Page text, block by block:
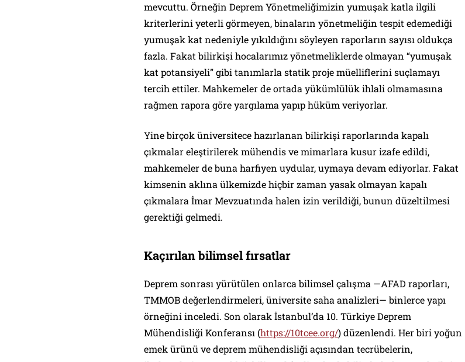
mevcuttu. Örneğin Deprem Yönetmeliğimizin yumuşak katla ilgili
kriterlerini yeterli görmeyen, binaların yönetmeliğin tespit edemediği
yumuşak kat nedeniyle yıkıldığını söyleyen raporların sayısı oldukça
fazla. Fakat bilirkişi hocalarımız yönetmeliklerde olmayan “yumuşak
kat potansiyeli” gibi tanımlarla statik proje müelliflerini suçlamayı
tercih ettiler. Mahkemeler de ortada yükümlülük ihlali olmamasına
rağmen rapora göre yargılama yapıp hüküm veriyorlar.
Yine birçok üniversitece hazırlanan bilirkişi raporlarında kapalı
çıkmalar eleştirilerek mühendis ve mimarlara kusur izafe edildi,
mahkemeler de buna harfiyen uydular, uymaya devam ediyorlar. Fakat
kimsenin aklına ülkemizde hiçbir zaman yasak olmayan kapalı
çıkmalara İmar Mevzuatında halen izin verildiği, bunun düzeltilmesi
gerektiği gelmedi.
Kaçırılan bilimsel fırsatlar
Deprem sonrası yürütülen onlarca bilimsel çalışma —AFAD raporları,
TMMOB değerlendirmeleri, üniversite saha analizleri— binlerce yapı
örneğini inceledi. Son olarak İstanbul’da 10. Türkiye Deprem
Mühendisliği Konferansı (https://10tcee.org/) düzenlendi. Her biri yoğun
emek ürünü ve deprem mühendisliği açısından tecrübelerin,